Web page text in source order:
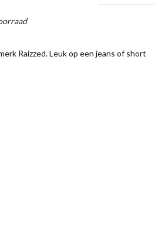
Raizzed. Leuk op een jeans of short